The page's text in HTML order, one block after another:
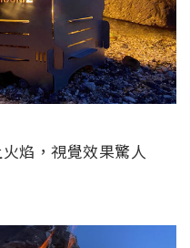
焰，視覺效果驚人